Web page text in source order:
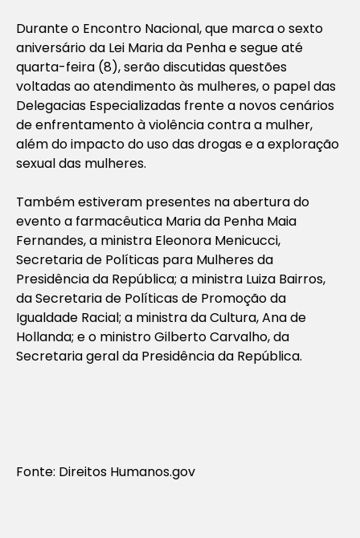
Durante o Encontro Nacional, que marca o sexto
aniversário da Lei Maria da Penha e segue até
quarta-feira (8), serão discutidas questões
voltadas ao atendimento às mulheres, o papel das
Delegacias Especializadas frente a novos cenários
de enfrentamento à violência contra a mulher,
além do impacto do uso das drogas e a exploração
sexual das mulheres.
Também estiveram presentes na abertura do
evento a farmacêutica Maria da Penha Maia
Fernandes, a ministra Eleonora Menicucci,
Secretaria de Políticas para Mulheres da
Presidência da República; a ministra Luiza Bairros,
da Secretaria de Políticas de Promoção da
Igualdade Racial; a ministra da Cultura, Ana de
Hollanda; e o ministro Gilberto Carvalho, da
Secretaria geral da Presidência da República.
Fonte: Direitos Humanos.gov